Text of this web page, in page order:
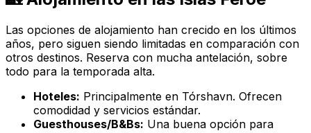
Las opciones de alojamiento han crecido en los últimos
años, pero siguen siendo limitadas en comparación con
otros destinos. Reserva con mucha antelación, sobre
todo para la temporada alta.
Hoteles: Principalmente en Tórshavn. Ofrecen
comodidad y servicios estándar.
Guesthouses/B&Bs: Una buena opción para